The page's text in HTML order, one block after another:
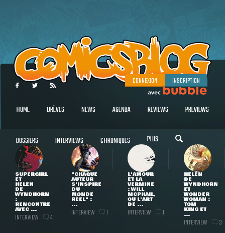
CONNEXION INSCRIPTION
HOME BRÈVES NEWS AGENDA REVIEWS PREVIEWS
DOSSIERS INTERVIEWS CHRONIQUES PLUS
SUPERGIRL
ET
HELEN
DE
WYNDHORN
:
RENCONTRE
AVEC ...
INTERVIEW 4
"CHAQUE
AUTEUR
S'INSPIRE
DU
MONDE
RÉEL" :
...
INTERVIEW 1
L'AMOUR
ET LA
VERMINE
: WILL
MCPHAIL,
OU L'ART
DE ...
INTERVIEW 1
HELEN
DE
WYNDHORN
ET
WONDER
WOMAN :
TOM
KING ET
...
INTERVIEW 3